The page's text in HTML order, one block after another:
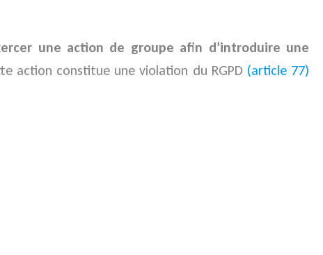
une action de groupe afin d’introduire une
action constitue une violation du RGPD (article 77)